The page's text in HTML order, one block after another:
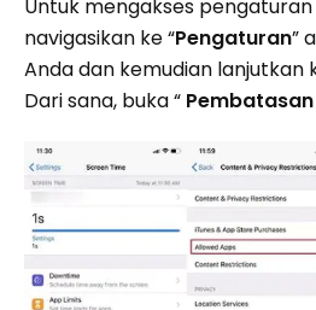
Untuk mengakses
navigasikan ke “Pengaturan”
Anda dan kemudian lanjutkan
Dari sana, buka “